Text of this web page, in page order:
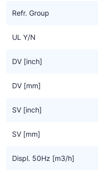
• Werkdruk tot 51bar (tc =
stilstaande druk LD 40bar
• Hoogste efficiency
• Groot bereik van
• Betrouwbaar en een
• Goede karakteristieken
Refr. Group
UL Y/N
DV [inch]
DV [mm]
SV [inch]
SV [mm]
Displ. 50Hz [m3/h]